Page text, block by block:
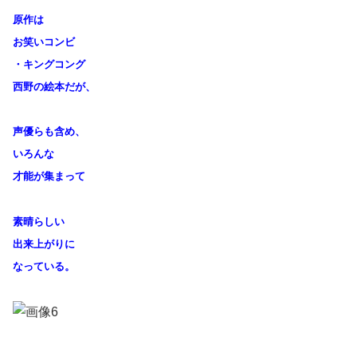
原作は
お笑いコンビ
・キングコング
西野の絵本だが、
声優らも含め、
いろんな
才能が集まって
素晴らしい
出来上がりに
なっている。